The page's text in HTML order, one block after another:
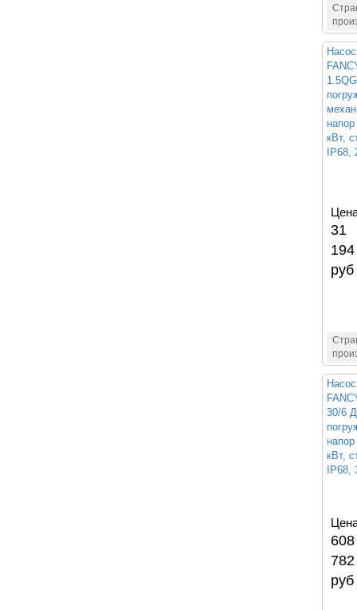
кВт,
IP68,
31
194
руб
30/6
кВт,
IP68,
608
782
руб